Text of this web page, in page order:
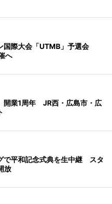
国際大会「UTMB」予選会
へ
開業1周年 JR西・広島市・広
で平和記念式典を生中継 スタ
放